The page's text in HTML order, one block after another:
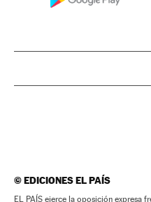
©EDICIONES EL PAÍS
EL PAÍS ejerce la oposición expresa